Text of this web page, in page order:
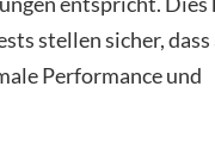
stellen sicher, dass
Performance und